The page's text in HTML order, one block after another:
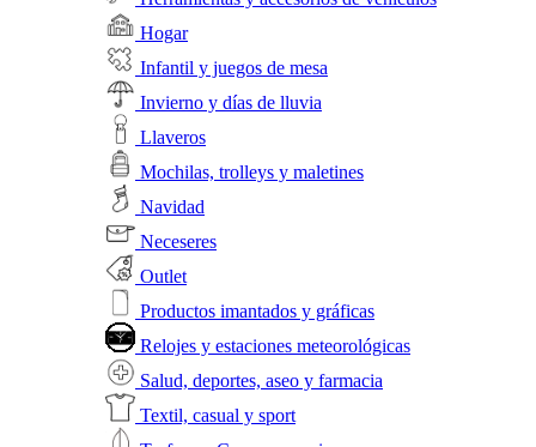
Hogar
Infantil y juegos de mesa
Invierno y días de lluvia
Llaveros
Mochilas, trolleys y maletines
Navidad
Neceseres
Outlet
Productos imantados y gráficas
Relojes y estaciones meteorológicas
Salud, deportes, aseo y farmacia
Textil, casual y sport